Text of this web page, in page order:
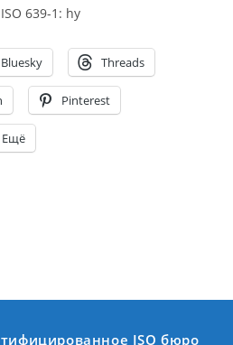
639-1: hy
Bluesky Threads
Pinterest
Ещё
ISO бюро